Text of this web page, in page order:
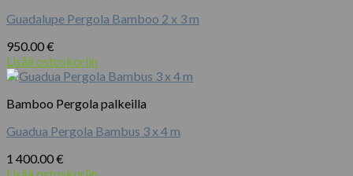
Guadalupe Pergola Bamboo 2 x 3 m
950.00€
Lisää ostoskoriin
Bamboo Pergola palkeilla
Guadua Pergola Bambus 3 x 4 m
1 400.00€